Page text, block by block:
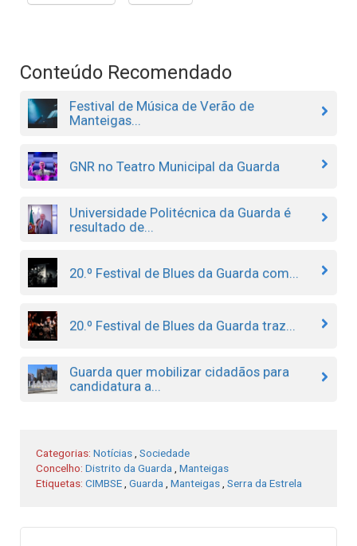
Conteúdo Recomendado
Festival de Música de Verão de
Manteigas...
GNR no Teatro Municipal da Guarda
Universidade Politécnica da Guarda é
resultado de...
20.º Festival de Blues da Guarda com...
20.º Festival de Blues da Guarda traz...
Guarda quer mobilizar cidadãos para
candidatura a...
Categorias: Notícias Sociedade
Concelho: Distrito da Guarda
Manteigas
Etiquetas: CIMBSE Guarda Manteigas Serra da Estrela